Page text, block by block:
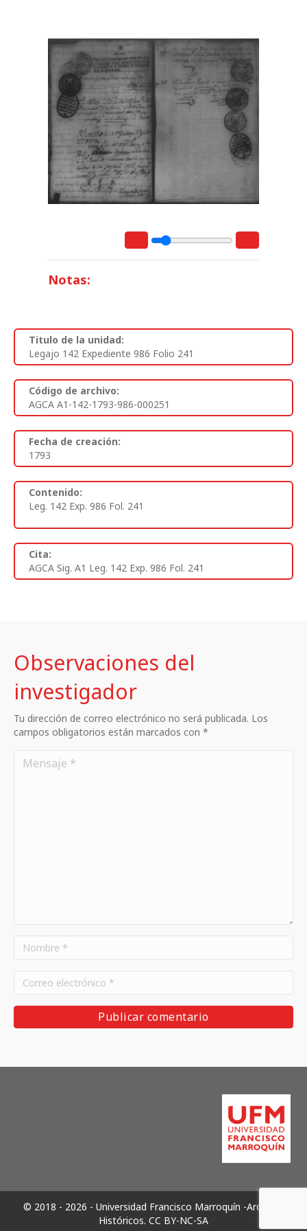
Notas:
Titulo de la unidad:
Legajo 142 Expediente 986 Folio 241
Código de archivo:
AGCA A1-142-1793-986-000251
Fecha de creación:
1793
Contenido:
Leg. 142 Exp. 986 Fol. 241
Cita:
AGCA Sig. A1 Leg. 142 Exp. 986 Fol. 241
Observaciones del
investigador
Tu dirección de correo electrónico no será publicada. Los
campos obligatorios están marcados con *
© 2018 - 2026 - Universidad Francisco Marroquín -Archivos
Históricos. CC BY-NC-SA